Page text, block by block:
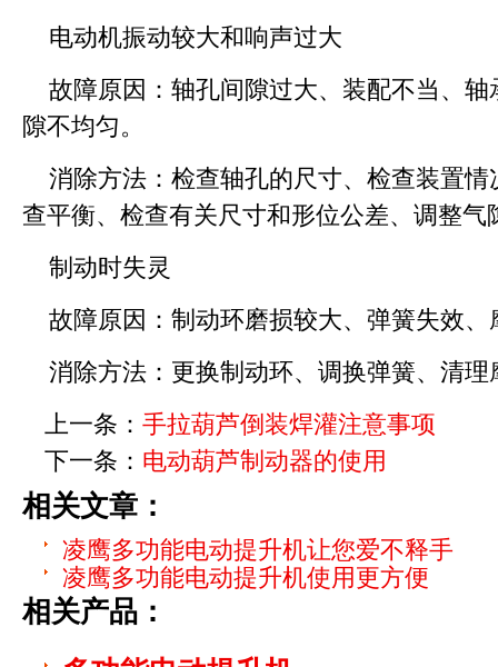
电动机振动较大和响声过大
故障原因：轴孔间隙过大、装配不当、
隙不均匀。
消除方法：检查轴孔的尺寸、检查装置
查平衡、检查有关尺寸和形位公差、调整气
制动时失灵
故障原因：制动环磨损较大、弹簧失效、
消除方法：更换制动环、调换弹簧、清理
上一条： 手拉葫芦倒装焊灌注意事项
下一条： 电动葫芦制动器的使用
相关文章：
凌鹰多功能电动提升机让您爱不释手
凌鹰多功能电动提升机使用更方便
相关产品：